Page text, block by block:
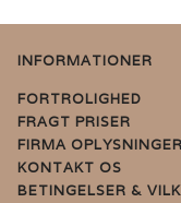
INFORMATIONER
FORTROLIGHED
FRAGT PRISER
FIRMA OPLYSNINGER
KONTAKT OS
BETINGELSER &